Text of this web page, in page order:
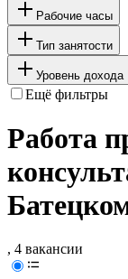
Рабочие часы
Тип занятости
Уровень дохода
Ещё фильтры
Работа
, 4 вакансии